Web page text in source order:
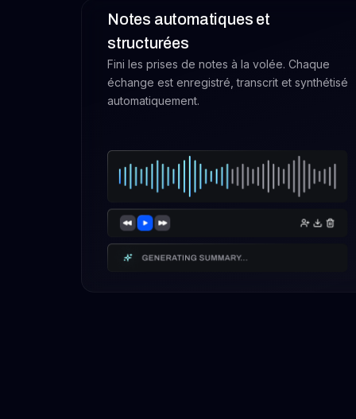
Notes automatiques et
structurées
Fini les prises de notes à la volée. Chaque
échange est enregistré, transcrit et synthétisé
automatiquement.